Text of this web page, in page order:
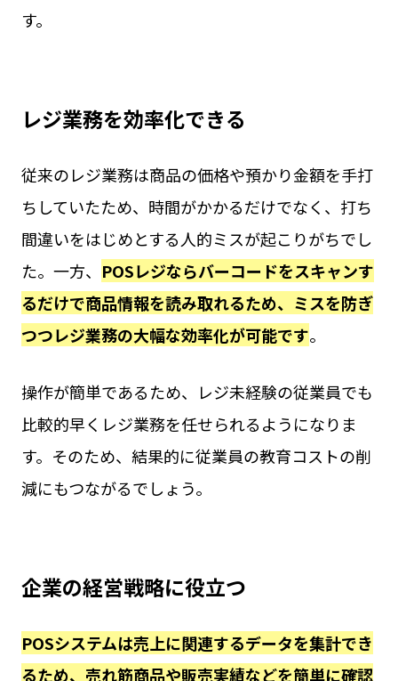
す。
レジ業務を効率化できる
従来のレジ業務は商品の価格や預かり金額を手打
ちしていたため、時間がかかるだけでなく、打ち
間違いをはじめとする人的ミスが起こりがちでし
た。一方、 POSレジならバーコードをスキャンす
るだけで商品情報を読み取れるため、ミスを防ぎ
つつレジ業務の大幅な効率化が可能です。
操作が簡単であるため、レジ未経験の従業員でも
比較的早くレジ業務を任せられるようになりま
す。そのため、結果的に従業員の教育コストの削
減にもつながるでしょう。
企業の経営戦略に役立つ
POSシステムは売上に関連するデータを集計でき
るため、売れ筋商品や販売実績などを簡単に確認